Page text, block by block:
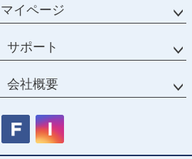
マイページ
サポート
会社概要